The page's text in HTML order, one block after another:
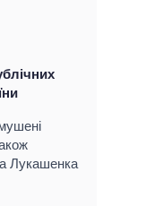
Лукашенка